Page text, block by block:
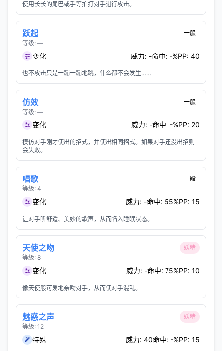
使用长长的尾巴或手等拍打对手进行攻击。
跃起
等级: —
一般
变化 威力: -命中: -%PP: 40
也不攻击只是一蹦一蹦地跳，什么都不会发生……
仿效
等级: —
一般
变化 威力: -命中: -%PP: 20
模仿对手刚才使出的招式，并使出相同招式。如果对手还没出招则
会失败。
唱歌
等级: 4
一般
变化 威力: -命中: 55%PP: 15
让对手听舒适、美妙的歌声，从而陷入睡眠状态。
天使之吻
等级: 8
妖精
变化 威力: -命中: 75%PP: 10
像天使般可爱地亲吻对手，从而使对手混乱。
魅惑之声
等级: 12
妖精
特殊 威力: 40命中: -%PP: 15